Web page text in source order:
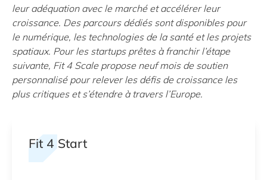
leur adéquation avec le marché et accélérer leur
croissance. Des parcours dédiés sont disponibles pour
le numérique, les technologies de la santé et les projets
spatiaux. Pour les startups prêtes à franchir l’étape
suivante, Fit 4 Scale propose neuf mois de soutien
personnalisé pour relever les défis de croissance les
plus critiques et s’étendre à travers l’Europe.
Fit 4 Start